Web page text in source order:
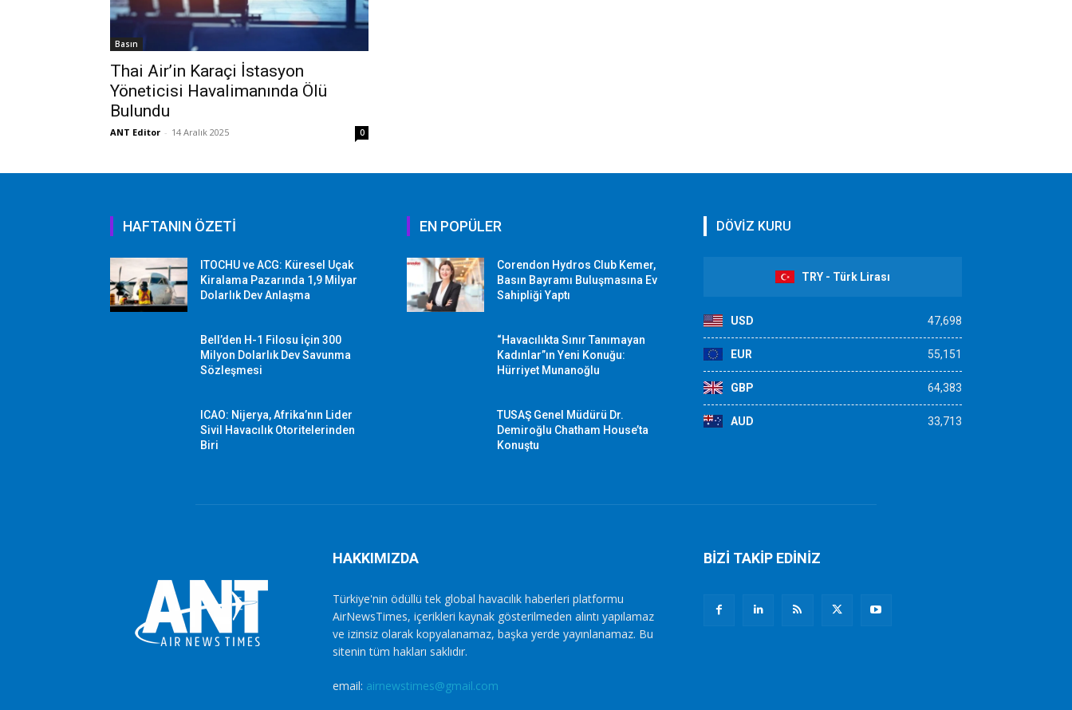
Basın
Thai Air’in Karaçi İstasyon
Yöneticisi Havalimanında Ölü
Bulundu
ANT Editor - 14 Aralık 2025 0
HAFTANIN ÖZETİ
ITOCHU ve ACG: Küresel Uçak
Kiralama Pazarında 1,9 Milyar
Dolarlık Dev Anlaşma
Bell’den H-1 Filosu İçin 300
Milyon Dolarlık Dev Savunma
Sözleşmesi
ICAO: Nijerya, Afrika’nın Lider
Sivil Havacılık Otoritelerinden
Biri
EN POPÜLER
Corendon Hydros Club Kemer,
Basın Bayramı Buluşmasına Ev
Sahipliği Yaptı
“Havacılıkta Sınır Tanımayan
Kadınlar”ın Yeni Konuğu:
Hürriyet Munanoğlu
TUSAŞ Genel Müdürü Dr.
Demiroğlu Chatham House’ta
Konuştu
DÖVİZ KURU
TRY - Türk Lirası
USD 47,698
EUR 55,151
GBP 64,383
AUD 33,713
HAKKIMIZDA
Türkiye'nin ödüllü tek global havacılık haberleri platformu
AirNewsTimes, içerikleri kaynak gösterilmeden alıntı yapılamaz
ve izinsiz olarak kopyalanamaz, başka yerde yayınlanamaz. Bu
sitenin tüm hakları saklıdır.
email: airnewstimes@gmail.com
BİZİ TAKİP EDİNİZ